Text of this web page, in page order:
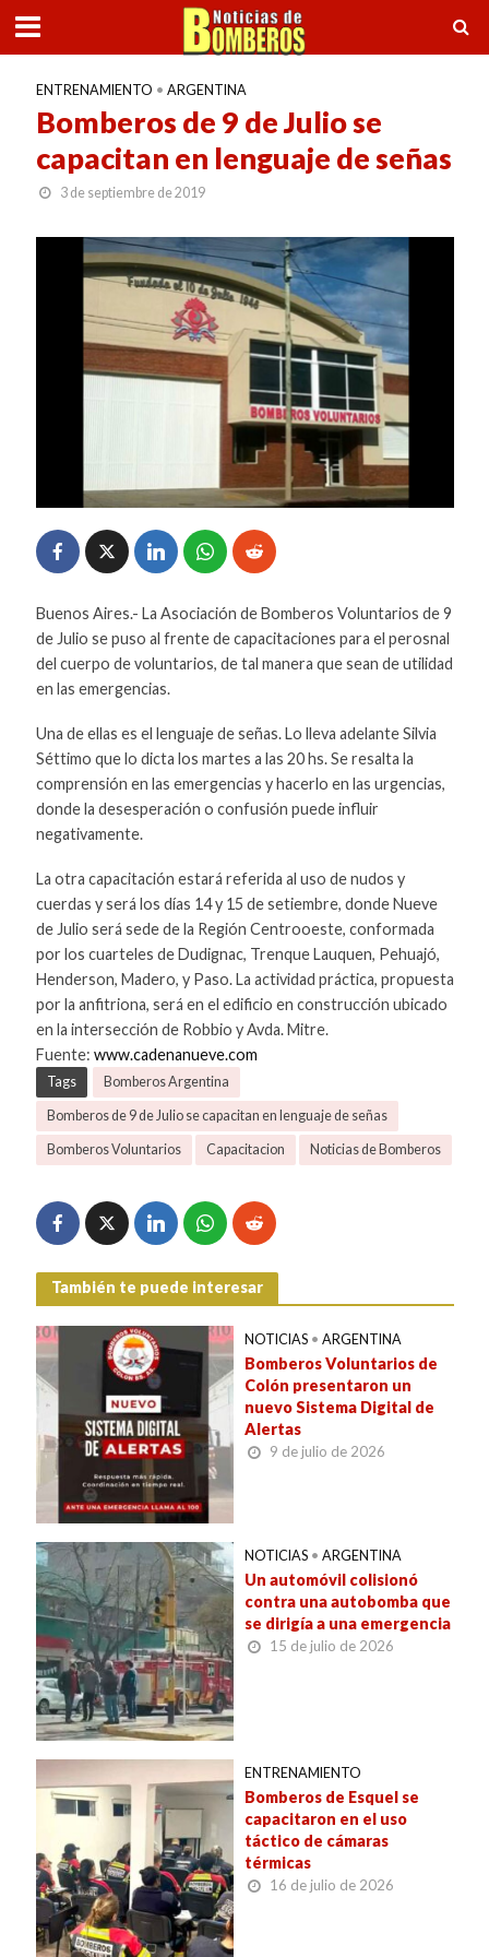
ENTRENAMIENTO • ARGENTINA
Bomberos de 9 de Julio se
capacitan en lenguaje de señas
3 de septiembre de 2019
Buenos Aires.- La Asociación de Bomberos Voluntarios de 9
de Julio se puso al frente de capacitaciones para el perosnal
del cuerpo de voluntarios, de tal manera que sean de utilidad
en las emergencias.
Una de ellas es el lenguaje de señas. Lo lleva adelante Silvia
Séttimo que lo dicta los martes a las 20 hs. Se resalta la
comprensión en las emergencias y hacerlo en las urgencias,
donde la desesperación o confusión puede influir
negativamente.
La otra capacitación estará referida al uso de nudos y
cuerdas y será los días 14 y 15 de setiembre, donde Nueve
de Julio será sede de la Región Centrooeste, conformada
por los cuarteles de Dudignac, Trenque Lauquen, Pehuajó,
Henderson, Madero, y Paso. La actividad práctica, propuesta
por la anfitriona, será en el edificio en construcción ubicado
en la intersección de Robbio y Avda. Mitre.
Fuente: www.cadenanueve.com
Tags Bomberos Argentina
Bomberos de 9 de Julio se capacitan en lenguaje de señas
Bomberos Voluntarios Capacitacion Noticias de Bomberos
También te puede interesar
NOTICIAS • ARGENTINA
Bomberos Voluntarios de
Colón presentaron un
nuevo Sistema Digital de
Alertas
9 de julio de 2026
NOTICIAS • ARGENTINA
Un automóvil colisionó
contra una autobomba que
se dirigía a una emergencia
15 de julio de 2026
ENTRENAMIENTO
Bomberos de Esquel se
capacitaron en el uso
táctico de cámaras
térmicas
16 de julio de 2026